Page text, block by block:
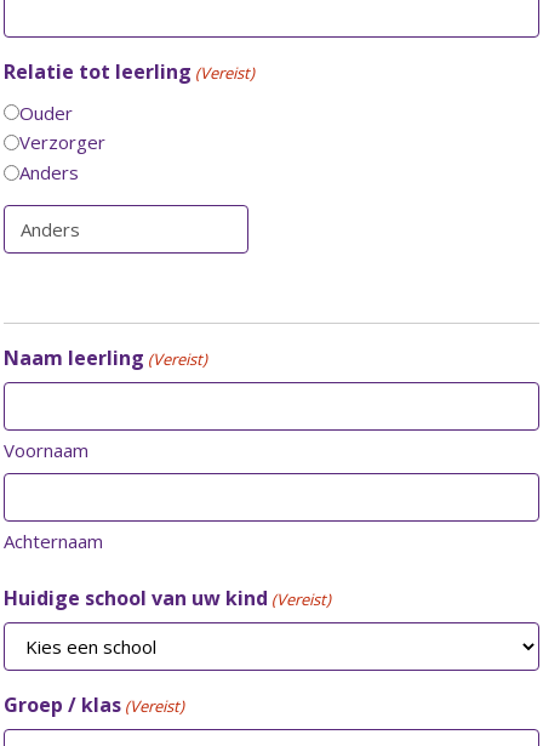
Relatie tot leerling (Vereist)
Ouder
Verzorger
Anders
Naam leerling (Vereist)
Voornaam
Achternaam
Huidige school van uw kind (Vereist)
Groep / klas (Vereist)